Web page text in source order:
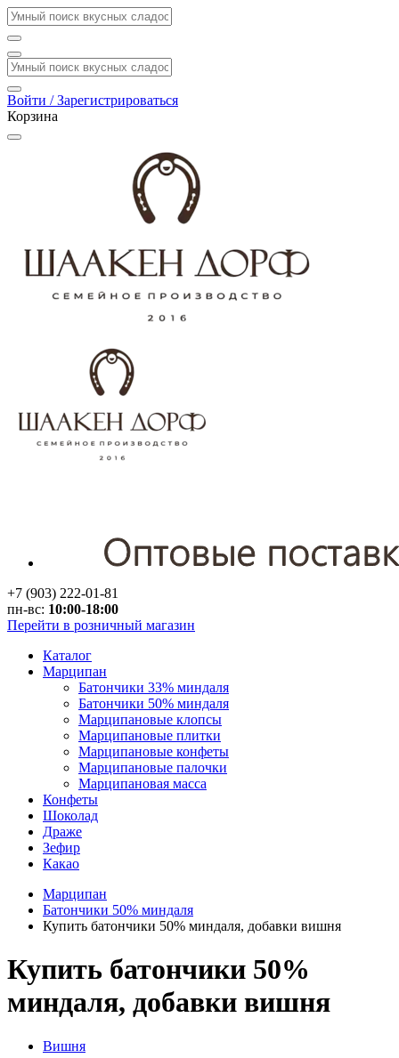
Войти / Зарегистрироваться
Корзина
+7 (903) 222-01-81
пн-вс: 10:00-18:00
Перейти в розничный магазин
Каталог
Марципан
Батончики 33% миндаля
Батончики 50% миндаля
Марципановые клопсы
Марципановые плитки
Марципановые конфеты
Марципановые палочки
Марципановая масса
Конфеты
Шоколад
Драже
Зефир
Какао
Марципан
Батончики 50% миндаля
Купить батончики 50% миндаля, добавки вишня
Купить батончики 50%
миндаля, добавки вишня
Вишня